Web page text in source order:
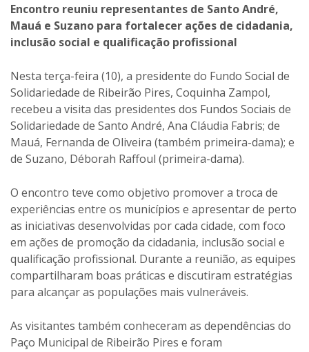
Encontro reuniu representantes de Santo André,
Mauá e Suzano para fortalecer ações de cidadania,
inclusão social e qualificação profissional
Nesta terça-feira (10), a presidente do Fundo Social de
Solidariedade de Ribeirão Pires, Coquinha Zampol,
recebeu a visita das presidentes dos Fundos Sociais de
Solidariedade de Santo André, Ana Cláudia Fabris; de
Mauá, Fernanda de Oliveira (também primeira-dama); e
de Suzano, Déborah Raffoul (primeira-dama).
O encontro teve como objetivo promover a troca de
experiências entre os municípios e apresentar de perto
as iniciativas desenvolvidas por cada cidade, com foco
em ações de promoção da cidadania, inclusão social e
qualificação profissional. Durante a reunião, as equipes
compartilharam boas práticas e discutiram estratégias
para alcançar as populações mais vulneráveis.
As visitantes também conheceram as dependências do
Paço Municipal de Ribeirão Pires e foram